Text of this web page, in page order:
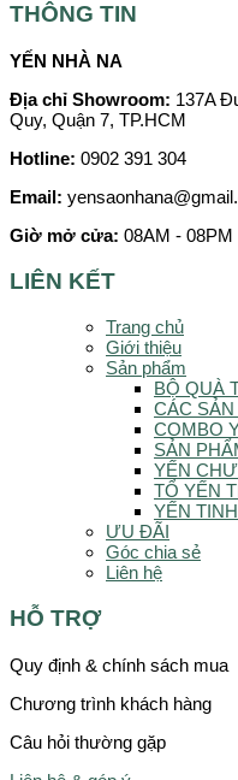
THÔNG TIN
YẾN NHÀ NA
Địa chỉ Showroom: 137A
Quy, Quận 7, TP.HCM
Hotline: 0902 391 304
Email:
Giờ mở cửa: 08AM - 08PM
LIÊN KẾT
Trang chủ
Giới thiệu
Sản phẩm
BỘ QUÀ
CÁC
COMBO
SẢN
YẾN
TỔ YẾN
YẾN
ƯU ĐÃI
Góc chia sẻ
Liên hệ
HỖ TRỢ
Quy định & chính sách mua
Chương trình khách hàng
Câu hỏi thường gặp